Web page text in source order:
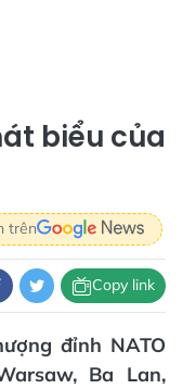
biểu của
trên
Copy link
đỉnh NATO
Ba Lan,